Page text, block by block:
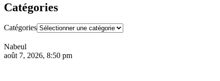
Catégories
Catégories
Nabeul
août 7, 2026, 8:50 pm